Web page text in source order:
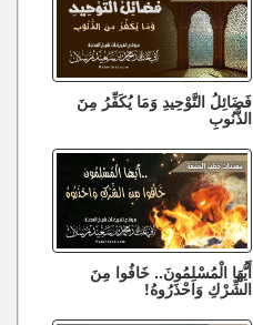
فَضَائِلُ التَّوْحِيدِ وَمَا يُكَفِّرُ مِنَ
الذُّنُوبِ
أَيُّهَا الْمُسْلِمُونَ.. خَافُوا مِنَ
الشِّرْكِ وَاحْذَرُوهُ!